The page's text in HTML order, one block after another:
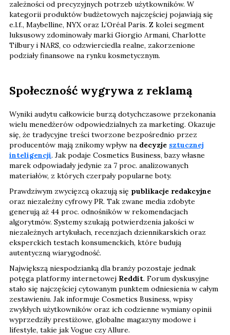
zależności od precyzyjnych potrzeb użytkowników. W
kategorii produktów budżetowych najczęściej pojawiają się
e.l.f., Maybelline, NYX oraz L‘Oréal Paris. Z kolei segment
luksusowy zdominowały marki Giorgio Armani, Charlotte
Tilbury i NARS, co odzwierciedla realne, zakorzenione
podziały finansowe na rynku kosmetycznym.
Społeczność wygrywa z reklamą
Wyniki audytu całkowicie burzą dotychczasowe przekonania
wielu menedżerów odpowiedzialnych za marketing. Okazuje
się, że tradycyjne treści tworzone bezpośrednio przez
producentów mają znikomy wpływ na decyzje sztucznej
inteligencji. Jak podaje Cosmetics Business, bazy własne
marek odpowiadały jedynie za 7 proc. analizowanych
materiałów, z których czerpały popularne boty.
Prawdziwym zwycięzcą okazują się publikacje redakcyjne
oraz niezależny cyfrowy PR. Tak zwane media zdobyte
generują aż 44 proc. odnośników w rekomendacjach
algorytmów. Systemy szukają potwierdzenia jakości w
niezależnych artykułach, recenzjach dziennikarskich oraz
eksperckich testach konsumenckich, które budują
autentyczną wiarygodność.
Największą niespodzianką dla branży pozostaje jednak
potęga platformy internetowej Reddit. Forum dyskusyjne
stało się najczęściej cytowanym punktem odniesienia w całym
zestawieniu. Jak informuje Cosmetics Business, wpisy
zwykłych użytkowników oraz ich codzienne wymiany opinii
wyprzedziły prestiżowe, globalne magazyny modowe i
lifestyle, takie jak Vogue czy Allure.